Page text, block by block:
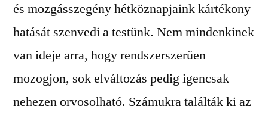
és mozgásszegény hétköznapjaink kártékony
hatását szenvedi a testünk. Nem mindenkinek
van ideje arra, hogy rendszerszerűen
mozogjon, sok elváltozás pedig igencsak
nehezen orvosolható. Számukra találták ki az